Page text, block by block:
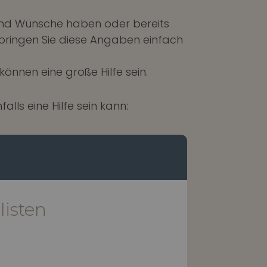
Wünsche haben oder bereits
Sie diese Angaben einfach
eine große Hilfe sein.
eine Hilfe sein kann: